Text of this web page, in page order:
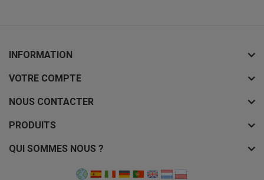
INFORMATION
VOTRE COMPTE
NOUS CONTACTER
PRODUITS
QUI SOMMES NOUS ?